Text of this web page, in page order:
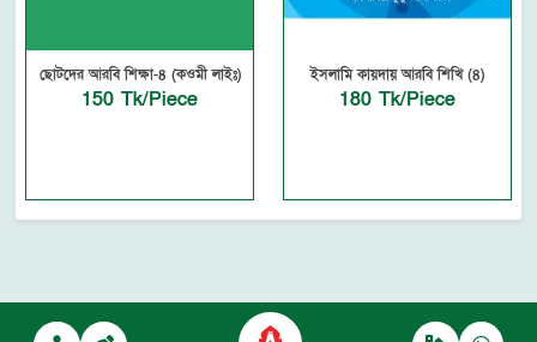
ছোটদের আরবি শিক্ষা-৪ (কওমী লাইঃ)
150 Tk/Piece
ইসলামি কায়দায় আরবি শিখি (৪)
180 Tk/Piece